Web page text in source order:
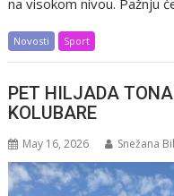
na visokom nivou. Pažnju
Novosti Sport
PET HILJADA TONA
KOLUBARE
May 16, 2026 Snežana